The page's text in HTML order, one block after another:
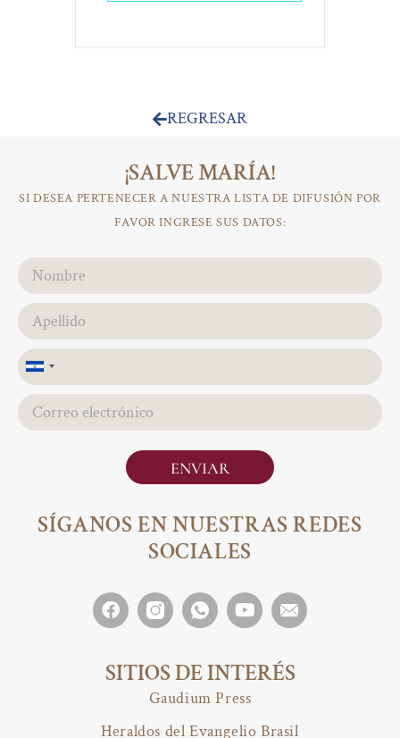
REGRESAR
SÍGANOS EN NUESTRAS REDES
SOCIALES
SITIOS DE INTERÉS
Gaudium Press
Heraldos del Evangelio Brasil
¡SALVE MARÍA!
SI DESEA PERTENECER A NUESTRA LISTA DE DIFUSIÓN POR
FAVOR INGRESE SUS DATOS:
El
Salvador
+503
ENVIAR